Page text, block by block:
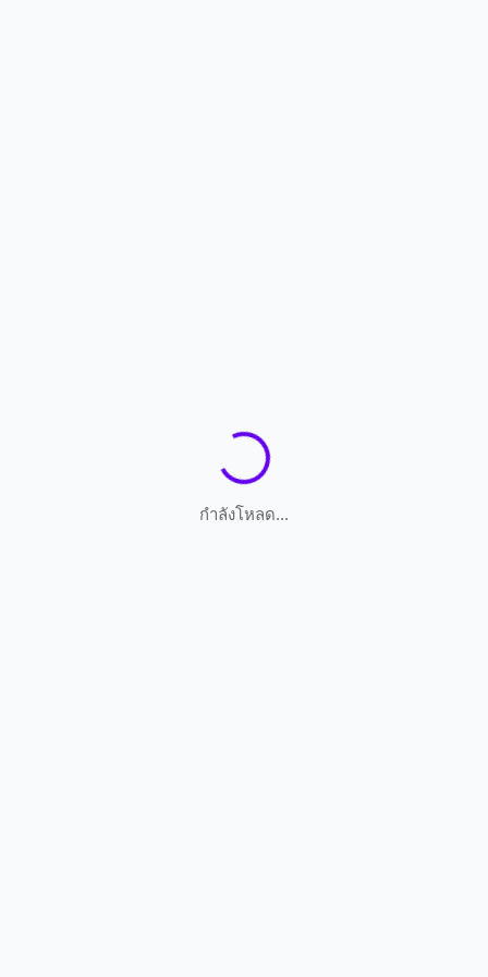
กำลังโหลด...